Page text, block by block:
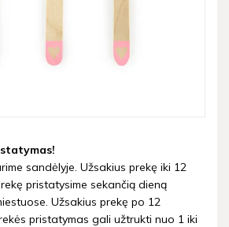
sandėlyje. Užsakius prekę iki 12
pristatysime sekančią dieną
Užsakius prekę po 12
pristatymas gali užtrukti nuo 1 iki